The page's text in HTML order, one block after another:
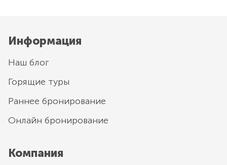
Информация
Наш блог
Горящие туры
Раннее бронирование
Онлайн бронирование
Компания